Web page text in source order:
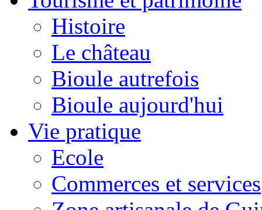
Histoire
Le château
Bioule autrefois
Bioule aujourd'hui
Vie pratique
Ecole
Commerces et services